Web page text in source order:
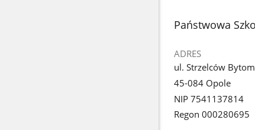
stopka
Państwowa
ADRES
ul. Strzelców
45-084 Opole
NIP 7541137814
Regon 000280695